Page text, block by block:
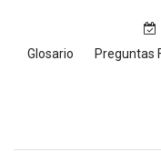
contentGlosario
Preguntas